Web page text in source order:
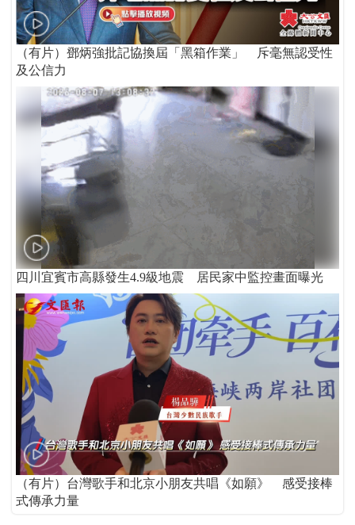
（有片）鄧炳強批記協換屆「黑箱作業」 斥毫無認受性
及公信力
四川宜賓市高縣發生4.9級地震 居民家中監控畫面曝光
（有片）台灣歌手和北京小朋友共唱《如願》 感受接棒
式傳承力量